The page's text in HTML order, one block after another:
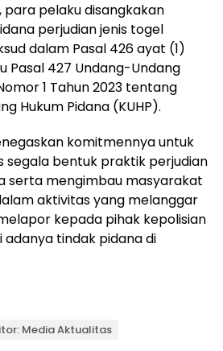
pelaku disangkakan
perjudian jenis togel
dalam Pasal 426 ayat (1)
Pasal 427 Undang-Undang
1 Tahun 2023 tentang
Hukum Pidana (KUHP).
komitmennya untuk
bentuk praktik perjudian
serta mengimbau masyarakat
aktivitas yang melanggar
kepada pihak kepolisian
tindak pidana di
Media Aktualitas